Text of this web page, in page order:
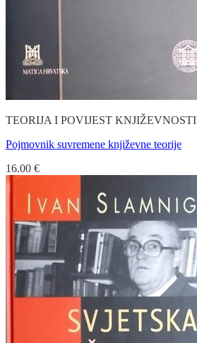
TEORIJA I POVIJEST KNJIŽEVNOSTI
Pojmovnik suvremene književne teorije
16.00 €